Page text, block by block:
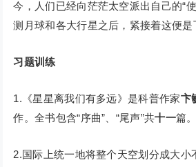
今，人们已经向茫茫太空派出自己的“
测月球和各大行星之后，紧接着这便是
习题训练
1.《星星离我们有多远》是科普作家卞
作。全书包含“序曲”、“尾声”共十一篇。
2.国际上统一地将整个天空划分成大小